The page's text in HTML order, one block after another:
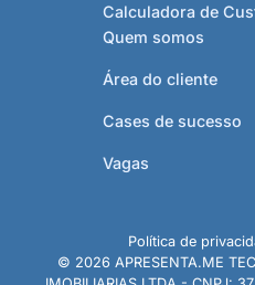
Calculadora de
Quem somos
Área do cliente
Cases de sucesso
Vagas
© 2026 APRESENTA.ME
Política de